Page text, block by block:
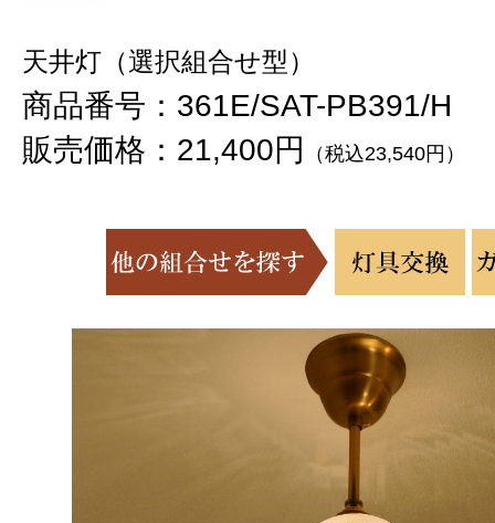
天井灯（選択組合せ型）
商品番号：361E/SAT-PB391/H
販売価格：21,400円
（税込23,540円）